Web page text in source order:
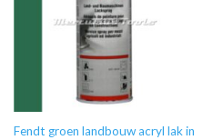
Fendt groen landbouw acryl lak in